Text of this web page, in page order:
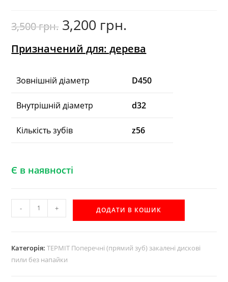
3,500грн. Оригінальна
ціна:
3,500
грн..
3,200 грн.
Призначений для: дерева
Зовнішній діаметр D450
Внутрішній діаметр d32
Кількість зубів z56
Є в наявності
d32
дискова
- + ДОДАТИ В КОШИК
Категорія:ТЕРМІТ Поперечні (прямий зуб) закалені дискові
пили без напайки